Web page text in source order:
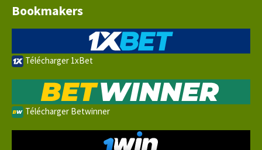
Bookmakers
Télécharger 1xBet
Télécharger Betwinner